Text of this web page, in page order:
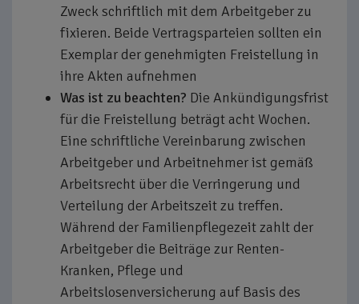
Zweck schriftlich mit dem Arbeitgeber zu
fixieren. Beide Vertragsparteien sollten ein
Exemplar der genehmigten Freistellung in
ihre Akten aufnehmen
Was ist zu beachten? Die Ankündigungsfrist
für die Freistellung beträgt acht Wochen.
Eine schriftliche Vereinbarung zwischen
Arbeitgeber und Arbeitnehmer ist gemäß
Arbeitsrecht über die Verringerung und
Verteilung der Arbeitszeit zu treffen.
Während der Familienpflegezeit zahlt der
Arbeitgeber die Beiträge zur Renten-
Kranken, Pflege und
Arbeitslosenversicherung auf Basis des